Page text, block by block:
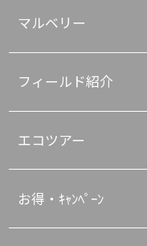
マルベリー
フィールド紹介
エコツアー
お得・ｷｬﾝﾍﾟｰﾝ